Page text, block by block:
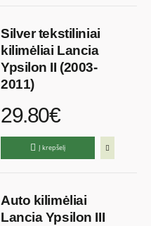
Silver tekstiliniai
kilimėliai Lancia
Ypsilon II (2003-
2011)
29.80€
Į krepšelį
Auto kilimėliai
Lancia Ypsilon III